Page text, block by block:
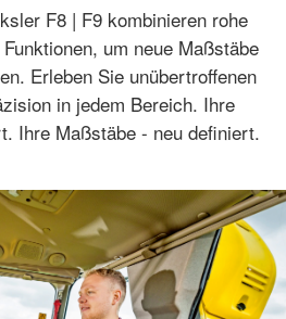
F8 | F9 kombinieren rohe
um neue Maßstäbe
Erleben Sie unübertroffenen
in jedem Bereich. Ihre
Ihre Maßstäbe - neu definiert.